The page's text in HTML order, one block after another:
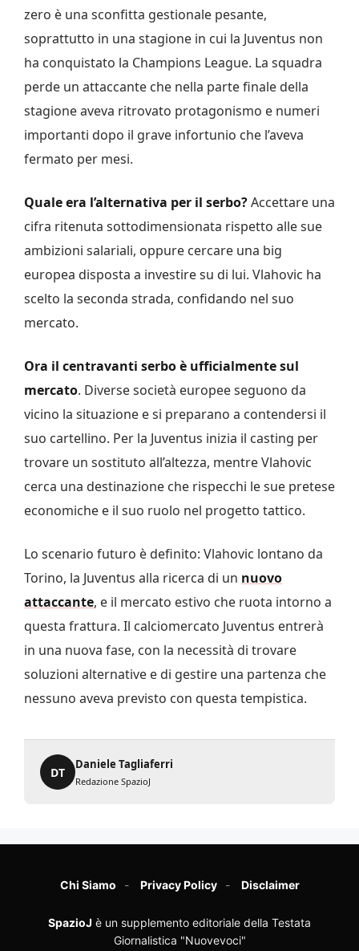
zero è una sconfitta gestionale pesante,
soprattutto in una stagione in cui la Juventus non
ha conquistato la Champions League. La squadra
perde un attaccante che nella parte finale della
stagione aveva ritrovato protagonismo e numeri
importanti dopo il grave infortunio che l’aveva
fermato per mesi.
Quale era l’alternativa per il serbo?Accettare una
cifra ritenuta sottodimensionata rispetto alle sue
ambizioni salariali, oppure cercare una big
europea disposta a investire su di lui. Vlahovic ha
scelto la seconda strada, confidando nel suo
mercato.
Ora il centravanti serbo è ufficialmente sul
mercato. Diverse società europee seguono da
vicino la situazione e si preparano a contendersi il
suo cartellino. Per la Juventus inizia il casting per
trovare un sostituto all’altezza, mentre Vlahovic
cerca una destinazione che rispecchi le sue pretese
economiche e il suo ruolo nel progetto tattico.
Lo scenario futuro è definito: Vlahovic lontano da
Torino, la Juventus alla ricerca di un nuovo
attaccante, e il mercato estivo che ruota intorno a
questa frattura. Il calciomercato Juventus entrerà
in una nuova fase, con la necessità di trovare
soluzioni alternative e di gestire una partenza che
nessuno aveva previsto con questa tempistica.
DT
Daniele Tagliaferri
Redazione SpazioJ
Chi Siamo Privacy Policy Disclaimer
SpazioJ è un supplemento editoriale della Testata
Giornalistica "Nuovevoci"